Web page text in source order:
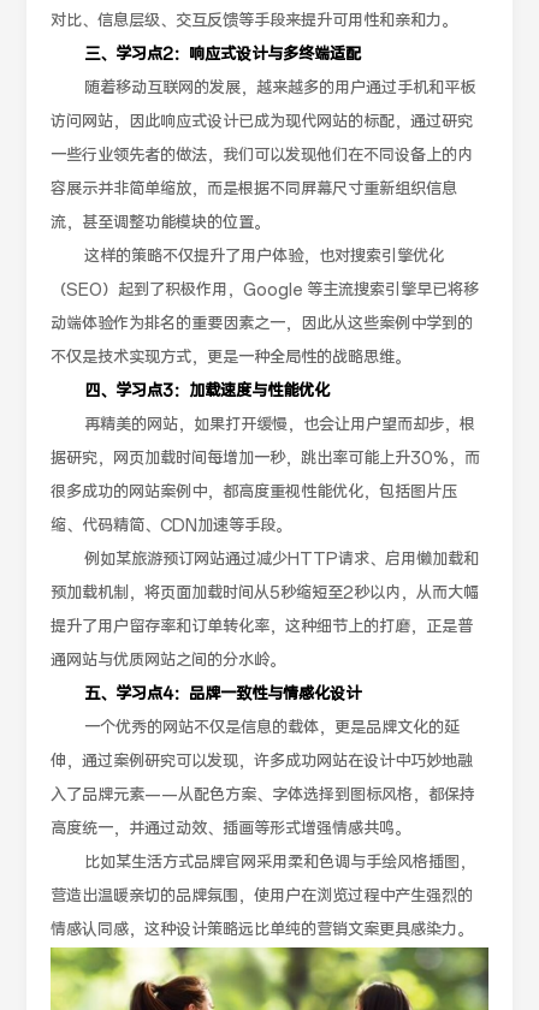
对比、信息层级、交互反馈等手段来提升可用性和亲和力。
三、学习点2：响应式设计与多终端适配
随着移动互联网的发展，越来越多的用户通过手机和平板
访问网站，因此响应式设计已成为现代网站的标配，通过研究
一些行业领先者的做法，我们可以发现他们在不同设备上的内
容展示并非简单缩放，而是根据不同屏幕尺寸重新组织信息
流，甚至调整功能模块的位置。
这样的策略不仅提升了用户体验，也对搜索引擎优化
（SEO）起到了积极作用，Google 等主流搜索引擎早已将移
动端体验作为排名的重要因素之一，因此从这些案例中学到的
不仅是技术实现方式，更是一种全局性的战略思维。
四、学习点3：加载速度与性能优化
再精美的网站，如果打开缓慢，也会让用户望而却步，根
据研究，网页加载时间每增加一秒，跳出率可能上升30%，而
很多成功的网站案例中，都高度重视性能优化，包括图片压
缩、代码精简、CDN加速等手段。
例如某旅游预订网站通过减少HTTP请求、启用懒加载和
预加载机制，将页面加载时间从5秒缩短至2秒以内，从而大幅
提升了用户留存率和订单转化率，这种细节上的打磨，正是普
通网站与优质网站之间的分水岭。
五、学习点4：品牌一致性与情感化设计
一个优秀的网站不仅是信息的载体，更是品牌文化的延
伸，通过案例研究可以发现，许多成功网站在设计中巧妙地融
入了品牌元素——从配色方案、字体选择到图标风格，都保持
高度统一，并通过动效、插画等形式增强情感共鸣。
比如某生活方式品牌官网采用柔和色调与手绘风格插图，
营造出温暖亲切的品牌氛围，使用户在浏览过程中产生强烈的
情感认同感，这种设计策略远比单纯的营销文案更具感染力。